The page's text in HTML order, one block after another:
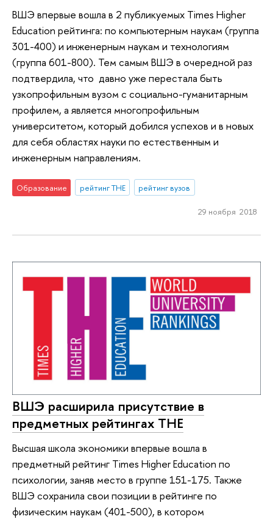
ВШЭ впервые вошла в 2 публикуемых Times Higher
Education рейтинга: по компьютерным наукам (группа
301-400) и инженерным наукам и технологиям
(группа 601-800). Тем самым ВШЭ в очередной раз
подтвердила, что давно уже перестала быть
узкопрофильным вузом с социально-гуманитарным
профилем, а является многопрофильным
университетом, который добился успехов и в новых
для себя областях науки по естественным и
инженерным направлениям.
Образование рейтинг THE рейтинг вузов
29 ноября 2018
ВШЭ расширила присутствие в
предметных рейтингах ТНЕ
Высшая школа экономики впервые вошла в
предметный рейтинг Times Higher Education по
психологии, заняв место в группе 151-175. Также
ВШЭ сохранила свои позиции в рейтинге по
физическим наукам (401-500), в котором